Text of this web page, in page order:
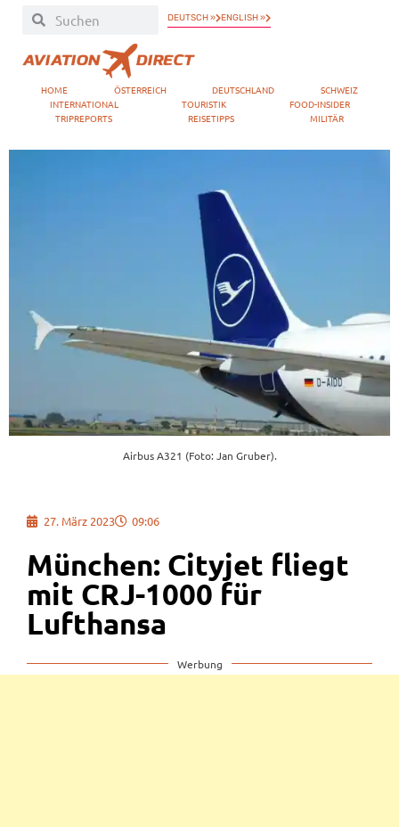
DEUTSCH » ENGLISH »
HOME ÖSTERREICH DEUTSCHLAND
SCHWEIZ
INTERNATIONAL
TOURISTIK
FOOD-INSIDER
TRIPREPORTS
REISETIPPS MILITÄR
Airbus A321 (Foto: Jan Gruber).
27. März 2023 09:06
München: Cityjet fliegt
mit CRJ-1000 für
Lufthansa
Werbung